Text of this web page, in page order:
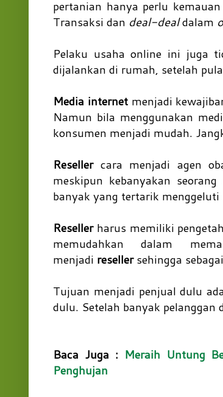
pertanian hanya perlu
Transaksi dan deal-dealdalam
Pelaku usaha online ini juga
dijalankan di rumah, setelah
Media internetmenjadi
Namun bila menggunakan
konsumen menjadi mudah.
Resellercara menjadi agen
meskipun kebanyakan
banyak yang tertarik
Resellerharus memiliki
memudahkan dalam
menjadi resellersehingga
Tujuan menjadi penjual dulu
dulu. Setelah banyak pelanggan
Baca Juga : Meraih Untung
Penghujan